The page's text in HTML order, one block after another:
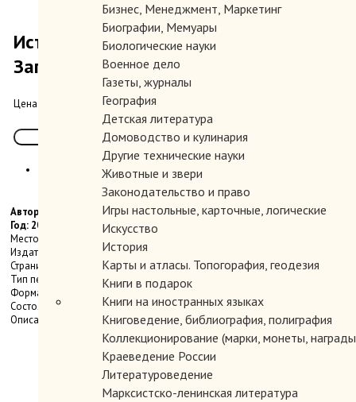
Бизнес, Менеджмент, Маркетинг
Биографии, Мемуары
Биологические науки
Военное дело
Газеты, журналы
География
Детская литература
Домоводство и кулинария
Другие технические науки
Животные и звери
Законодательство и право
Игры настольные, карточные, логические
Искусство
История
Карты и атласы. Топогорафия, геодезия
Книги в подарок
Книги на иностранных языках
Книговедение, библиография, полиграфия
Коллекционирование (марки, монеты,
Краеведение России
Литературоведение
Марксистско-ленинская литература
История моей жизни в фотографиях.
Загорск. Москва. Лондон.
Цена: 1000.00 руб.
Автор: Маслов А.С.
Год: 2007
Место издания:
Издательство: Lin-art design studio.
Страниц: 168 с., ил.
Тип переплета: Твердый
Формат книги: Энциклопедический
Состояние: Отличное. Футляр.
Описание: